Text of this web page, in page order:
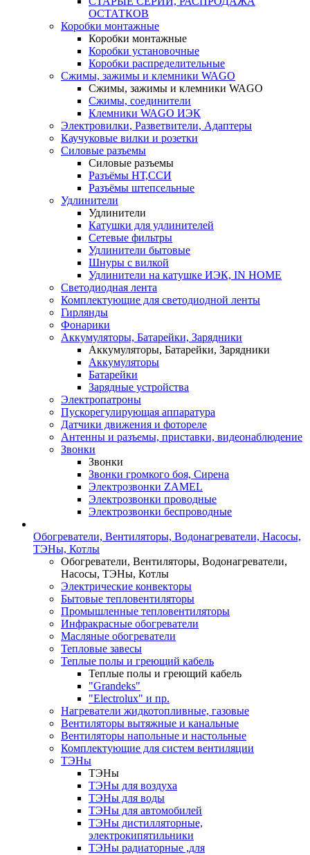
ОСТАТКОВ
Коробки монтажные
Коробки монтажные
Коробки установочные
Коробки распределительные
Сжимы, зажимы и клемники WAGO
Сжимы, зажимы и клемники WAGO
Сжимы, соединители
Клемники WAGO ИЭК
Электровилки, Разветвители, Адаптеры
Каучуковые вилки и розетки
Силовые разъемы
Силовые разъемы
Разъёмы НТ,ССИ
Разъёмы штепсельные
Удлинители
Удлинители
Катушки для удлинителей
Сетевые фильтры
Удлинители бытовые
Шнуры с вилкой
Удлинители на катушке ИЭК, IN HOME
Светодиодная лента
Комплектующие для светодиодной ленты
Гирлянды
Фонарики
Аккумуляторы, Батарейки, Зарядники
Аккумуляторы, Батарейки, Зарядники
Аккумуляторы
Батарейки
Зарядные устройства
Электропатроны
Пускорегулирующая аппаратура
Датчики движения и фотореле
Антенны и разъемы, приставки, видеонаблюдение
Звонки
Звонки
Звонки громкого боя, Сирена
Электрозвонки ZAMEL
Электрозвонки проводные
Электрозвонки беспроводные
Обогреватели, Вентиляторы, Водонагреватели, Насосы,
ТЭНы, Котлы
Обогреватели, Вентиляторы, Водонагреватели,
Насосы, ТЭНы, Котлы
Электрические конвекторы
Бытовые тепловентиляторы
Промышленные тепловентиляторы
Инфракрасные обогреватели
Масляные обогреватели
Тепловые завесы
Теплые полы и греющий кабель
Теплые полы и греющий кабель
"Grandeks"
"Electrolux" и пр.
Нагреватели жидкотопливные, газовые
Вентиляторы вытяжные и канальные
Вентиляторы напольные и настольные
Комплектующие для систем вентиляции
ТЭНы
ТЭНы
ТЭНы для воздуха
ТЭНы для воды
ТЭНы для автомобилей
ТЭНы дистилляторные,
электрокипятильники
ТЭНы радиаторные ,для